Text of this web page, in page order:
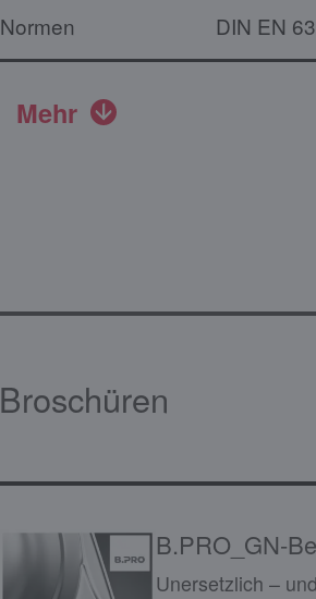
Normen DIN EN
Mehr
Broschüren
B.PRO_GN-
Unersetzlich –